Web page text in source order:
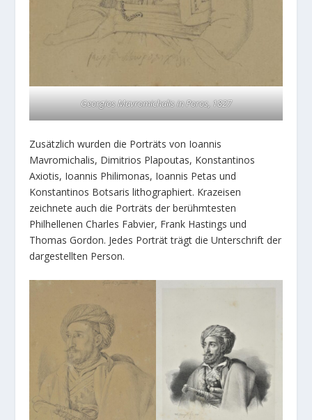
Georgios Mavromichalis in Poros, 1827
Zusätzlich wurden die Porträts von Ioannis
Mavromichalis, Dimitrios Plapoutas, Konstantinos
Axiotis, Ioannis Philimonas, Ioannis Petas und
Konstantinos Botsaris lithographiert. Krazeisen
zeichnete auch die Porträts der berühmtesten
Philhellenen Charles Fabvier, Frank Hastings und
Thomas Gordon. Jedes Porträt trägt die Unterschrift der
dargestellten Person.